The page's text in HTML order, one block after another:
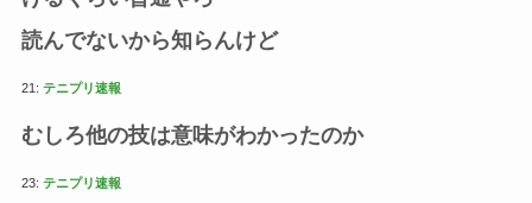
読んでないから知らんけど
21: テニプリ速報
むしろ他の技は意味がわかったのか
23: テニプリ速報